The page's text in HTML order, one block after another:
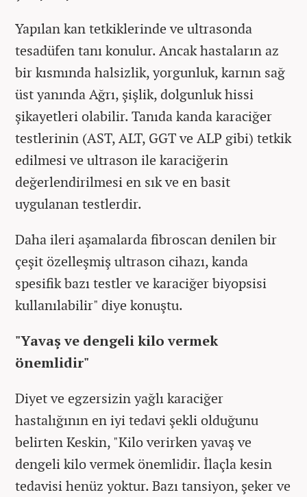
Yapılan kan tetkiklerinde ve ultrasonda
tesadüfen tanı konulur. Ancak hastaların az
bir kısmında halsizlik, yorgunluk, karnın sağ
üst yanında Ağrı, şişlik, dolgunluk hissi
şikayetleri olabilir. Tanıda kanda karaciğer
testlerinin (AST, ALT, GGT ve ALP gibi) tetkik
edilmesi ve ultrason ile karaciğerin
değerlendirilmesi en sık ve en basit
uygulanan testlerdir.
Daha ileri aşamalarda fibroscan denilen bir
çeşit özelleşmiş ultrason cihazı, kanda
spesifik bazı testler ve karaciğer biyopsisi
kullanılabilir" diye konuştu.
"Yavaş ve dengeli kilo vermek
önemlidir"
Diyet ve egzersizin yağlı karaciğer
hastalığının en iyi tedavi şekli olduğunu
belirten Keskin, "Kilo verirken yavaş ve
dengeli kilo vermek önemlidir. İlaçla kesin
tedavisi henüz yoktur. Bazı tansiyon, şeker ve